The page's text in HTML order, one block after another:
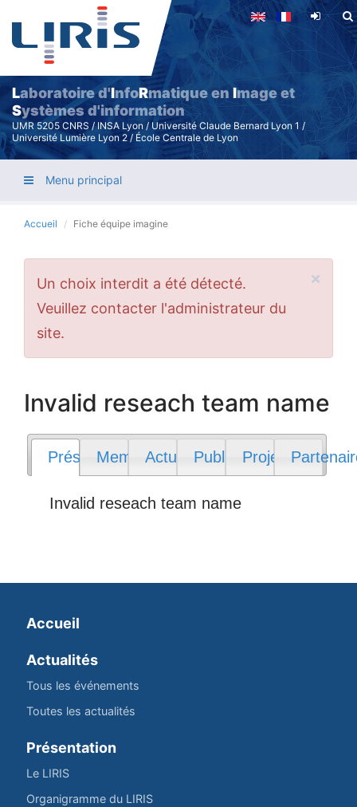
Aller
contenu
principal
Laboratoire d'InfoRmatique enImage et
Systèmes d'information
UMR 5205 CNRS / INSA Lyon / Université Claude Bernard Lyon 1 /
Université Lumière Lyon 2 / École Centrale de Lyon
Menu principal
Accueil Fiche équipe imagine
×
Message
d'erreur
Un choix interdit a été détecté.
Veuillez contacter l'administrateur du
site.
Invalid reseach team name
PrésentationMembresActualitésPublications
Projets
Invalid reseach team name
Accueil
Actualités
Tous les événements
Toutes les actualités
Présentation
Le LIRIS
Organigramme du LIRIS